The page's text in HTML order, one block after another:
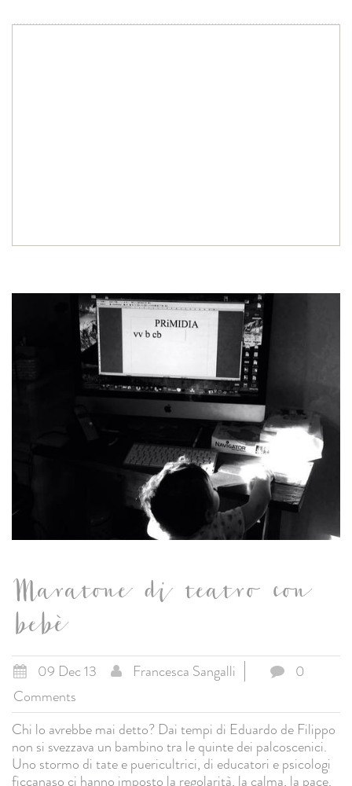
Maratone di teatro con
bebè
09 Dec 13 Francesca Sangalli
0
Comments
Chi lo avrebbe mai detto? Dai tempi di Eduardo de Filippo
non si svezzava un bambino tra le quinte dei palcoscenici.
Uno stormo di tate e puericultrici, di educatori e psicologi
ficcanaso ci hanno imposto la regolarità, la calma, la pace.